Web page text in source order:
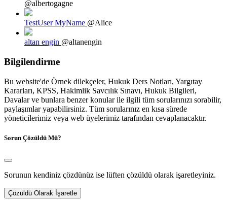
@albertogagne
TestUser MyName @Alice
altan engin @altanengin
Bilgilendirme
Bu website'de Örnek dilekçeler, Hukuk Ders Notları, Yargıtay
Kararları, KPSS, Hakimlik Savcılık Sınavı, Hukuk Bilgileri,
Davalar ve bunlara benzer konular ile ilgili tüm sorularınızı sorabilir,
paylaşımlar yapabilirsiniz. Tüm sorularınız en kısa sürede
yöneticilerimiz veya web üyelerimiz tarafından cevaplanacaktır.
Sorun Çözüldü Mü?
Sorunun kendiniz çözdünüz ise lüften çözüldü olarak işaretleyiniz.
Çözüldü Olarak İşaretle